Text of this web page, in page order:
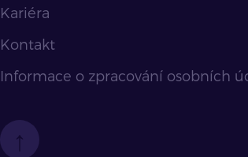
Kariéra
Kontakt
Informace o zpracování osobních
↑